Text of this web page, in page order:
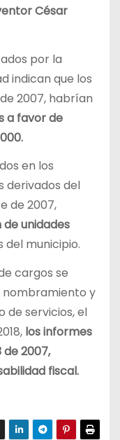
César
por la
indican que los
2007, habrían
a favor de
en los
derivados del
de 2007,
unidades
municipio.
cargos se
nombramiento y
de servicios, el
los informes
2007,
fiscal.